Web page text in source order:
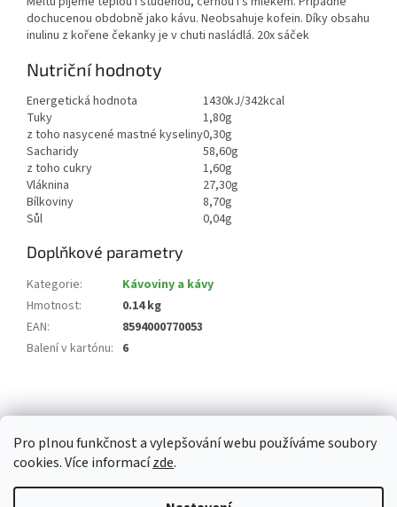
Pro plnou funkčnost a vylepšování webu používáme soubory
cookies. Více informacízde.
dochucenou obdobně jako kávu. Neobsahuje kofein. Díky obsahu
inulinu z kořene čekanky je v chuti nasládlá. 20x sáček
Nutriční hodnoty
Energetická hodnota
1430kJ/342kcal
Tuky
1,80g
z toho nasycené mastné kyseliny0,30g
Sacharidy
58,60g
z toho cukry
1,60g
Vláknina
27,30g
Bílkoviny
8,70g
Sůl
0,04g
Doplňkové parametry
Kategorie:
Kávoviny a kávy
Hmotnost:
0.14 kg
EAN:
8594000770053
Balení v kartónu: 6
á